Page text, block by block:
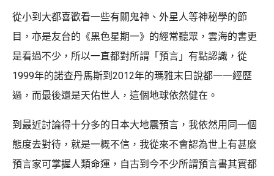
從小到大都喜歡看一些有關鬼神、外星人等神秘學的節
目，亦是友台的《黑色星期一》的經常聽眾，雲海的書更
是看過不少，所以一直都對所謂「預言」有點認識，從
1999年的諾查丹馬斯到2012年的瑪雅末日說都一一經歷
過，而最後還是天佑世人，這個地球依然健在。
到最近討論得十分多的日本大地震預言，我依然用同一個
態度去對待，就是一概不信，我從來不會認為世上有甚麼
預言家可掌握人類命運，自古到今不少所謂預言書其實都